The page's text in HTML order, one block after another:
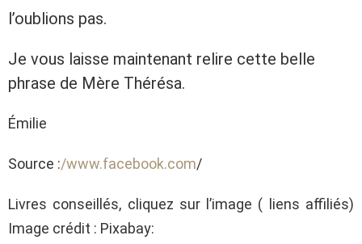
l’oublions pas.
Je vous laisse maintenant relire cette belle
phrase de Mère Thérésa.
Émilie
Source :/www.facebook.com/
Livres conseillés, cliquez sur l’image ( liens affiliés)
Image crédit : Pixabay: